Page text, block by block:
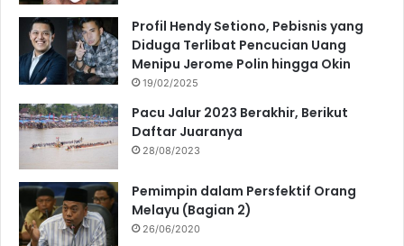
Profil Hendy Setiono, Pebisnis yang
Diduga Terlibat Pencucian Uang
Menipu Jerome Polin hingga Okin
19/02/2025
Pacu Jalur 2023 Berakhir, Berikut
Daftar Juaranya
28/08/2023
Pemimpin dalam Persfektif Orang
Melayu (Bagian 2)
26/06/2020